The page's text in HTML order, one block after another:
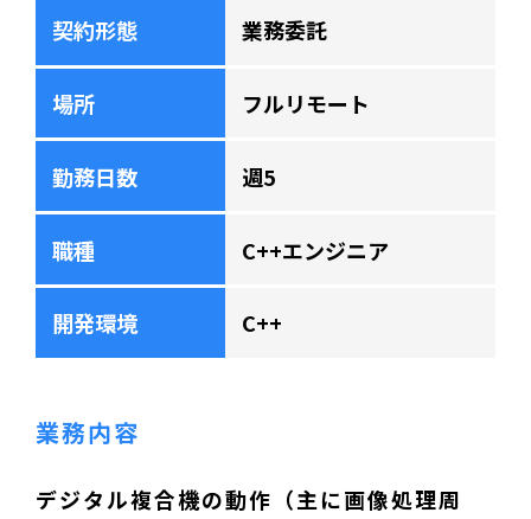
契約形態 業務委託
場所 フルリモート
勤務日数 週5
職種 C++エンジニア
開発環境 C++
業務内容
デジタル複合機の動作（主に画像処理周